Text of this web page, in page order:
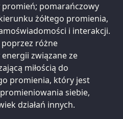
pomarańczowy
żółtego promienia,
i interakcji.
różne
związane ze
miłością do
promienia, który jest
siebie,
działań innych.